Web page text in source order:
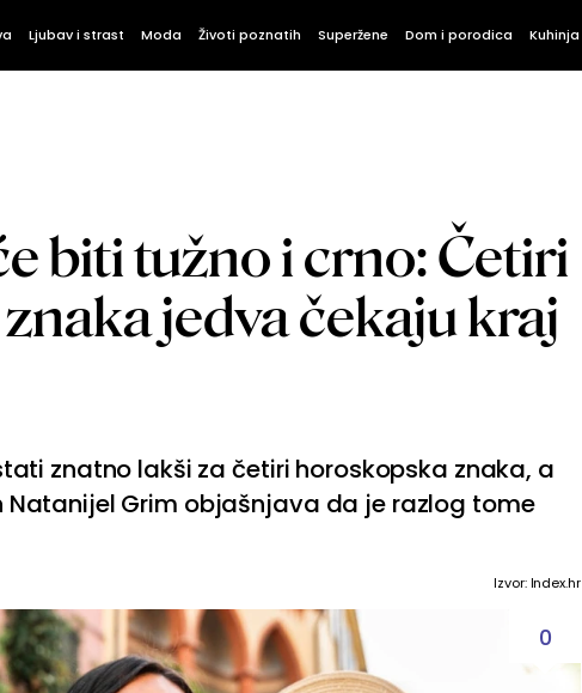
Ljubav i strast Moda Životi poznatih Superžene Dom i porodica Kuhinja
biti tužno i crno: Četiri
jedva čekaju kraj
znatno lakši za četiri horoskopska znaka, a
Natanijel Grim objašnjava da je razlog tome
Izvor: Index.hr
0